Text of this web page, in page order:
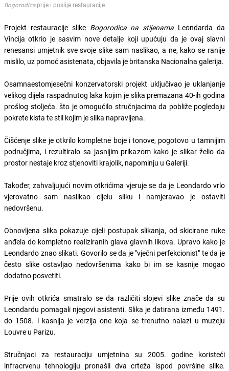
Bogorodica prije i poslije restauracije
Projekt restauracije slike Bogorodica na stijenama Leondarda da
Vincija otkrio je sasvim nove detalje koji upućuju da je ovaj slavni
renesansi umjetnik sve svoje slike sam naslikao, a ne, kako se ranije
mislilo, uz pomoć asistenata, objavila je britanska Nacionalna galerija.
Osamnaestomjesečni konzervatorski projekt uključivao je uklanjanje
velikog dijela raspadnutog laka kojim je slika premazana 40-ih godina
prošlog stoljeća. što je omogućilo stručnjacima da pobliže pogledaju
pokrete kista te stil kojim je slika napravljena.
Čišćenje slike je otkrilo kompletne boje i tonove, pogotovo u tamnijim
područjima, i rezultiralo sa jasnijim prikazom kako je slikar želio da
prostor nestaje kroz stjenoviti krajolik, napominju u Galeriji.
Također, zahvaljujući novim otkrićima vjeruje se da je Leondardo vrlo
vjerovatno sam naslikao cijelu sliku i namjeravao je ostaviti
nedovršenu.
Obnovljena slika pokazuje cijeli postupak slikanja, od skicirane ruke
anđela do kompletno realiziranih glava glavnih likova. Upravo kako je
Leondardo znao slikati. Govorilo se da je "vječni perfekcionist" te da je
često slike ostavljao nedovršenima kako bi im se kasnije mogao
dodatno posvetiti.
Prije ovih otkrića smatralo se da različiti slojevi slike znače da su
Leondardu pomagali njegovi asistenti. Slika je datirana između 1491.
do 1508. i kasnija je verzija one koja se trenutno nalazi u muzeju
Louvre u Parizu.
Stručnjaci za restauraciju umjetnina su 2005. godine koristeći
infracrvenu tehnologiju pronašli dva crteža ispod površine slike.